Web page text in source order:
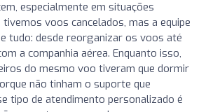
especialmente em situações
tivemos voos cancelados, mas a equipe
tudo: desde reorganizar os voos até
a companhia aérea. Enquanto isso,
do mesmo voo tiveram que dormir
não tinham o suporte que
tipo de atendimento personalizado é